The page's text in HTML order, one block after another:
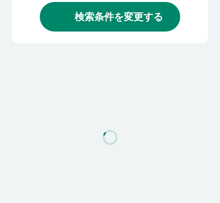
よくあるご質問
検索条件を変更する